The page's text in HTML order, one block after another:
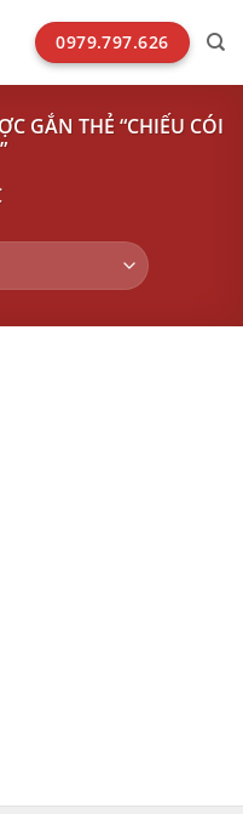
0979.797.626
GẮN THẺ “CHIẾU CÓI